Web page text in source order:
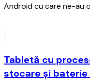
Android cu care ne-au
Tabletă cu
stocare și baterie